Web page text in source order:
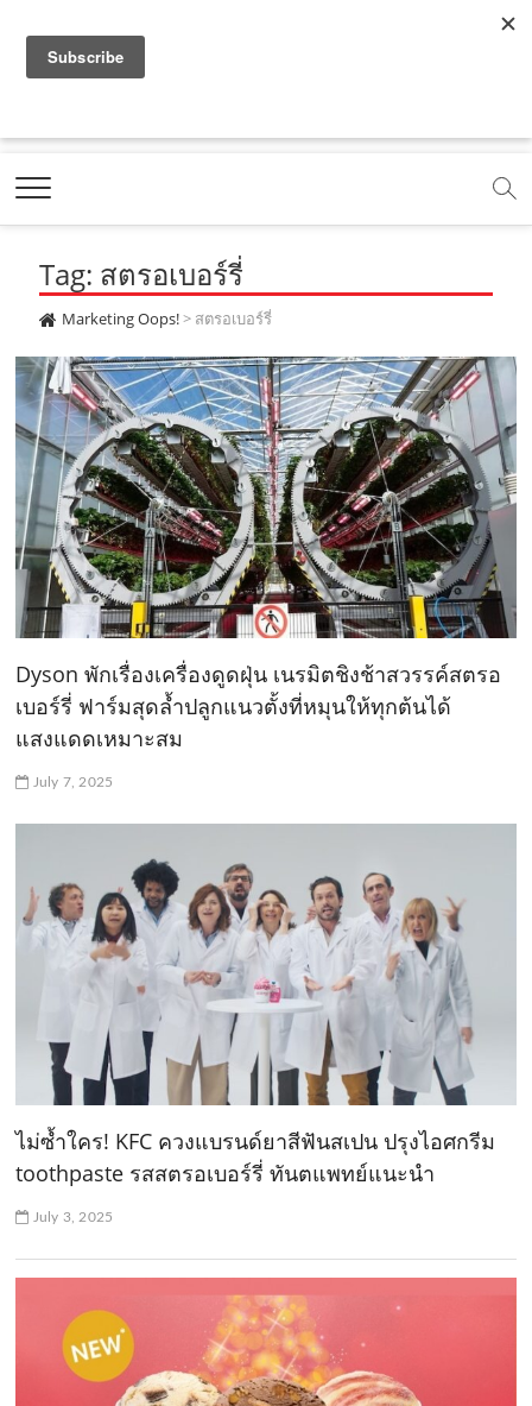
a
e
b
o
o
k
.
c
o
m
o
t
b
e
.
c
o
m
.
o
e
m
e
t
g
r
a
m
.
c
o
m
t
k
.
c
o
m
Marketing Oops!
DIGITAL | CREATIVE | ADVERTISING | CAMPAIGN |
Tag: สตรอเบอร์รี่
Marketing Oops!> สตรอเบอร์รี่
Dyson พักเรื่องเครื่องดูดฝุ่น เนรมิตชิงช้าสวรรค์สตรอ
เบอร์รี่ ฟาร์มสุดล้ำปลูกแนวตั้งที่หมุนให้ทุกต้นได้
แสงแดดเหมาะสม
July 7, 2025
ไม่ซ้ำใคร! KFC ควงแบรนด์ยาสีฟันสเปน ปรุงไอศกรีม
toothpaste รสสตรอเบอร์รี่ ทันตแพทย์แนะนำ
July 3, 2025